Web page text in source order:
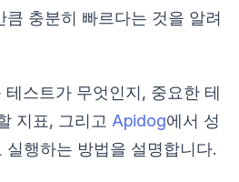
큼 충분히 빠르다는 것을 알려
스트가 무엇인지, 중요한 테
지표, 그리고 Apidog에서 성
실행하는 방법을 설명합니다.